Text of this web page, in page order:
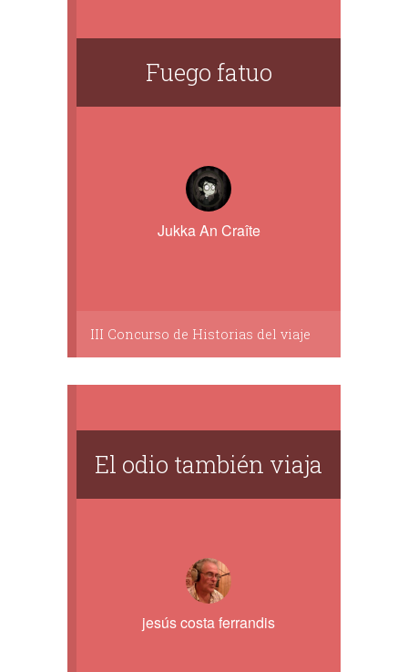
Fuego fatuo
Jukka An Craîte
III Concurso de Historias del viaje
El odio también viaja
jesús costa ferrandis